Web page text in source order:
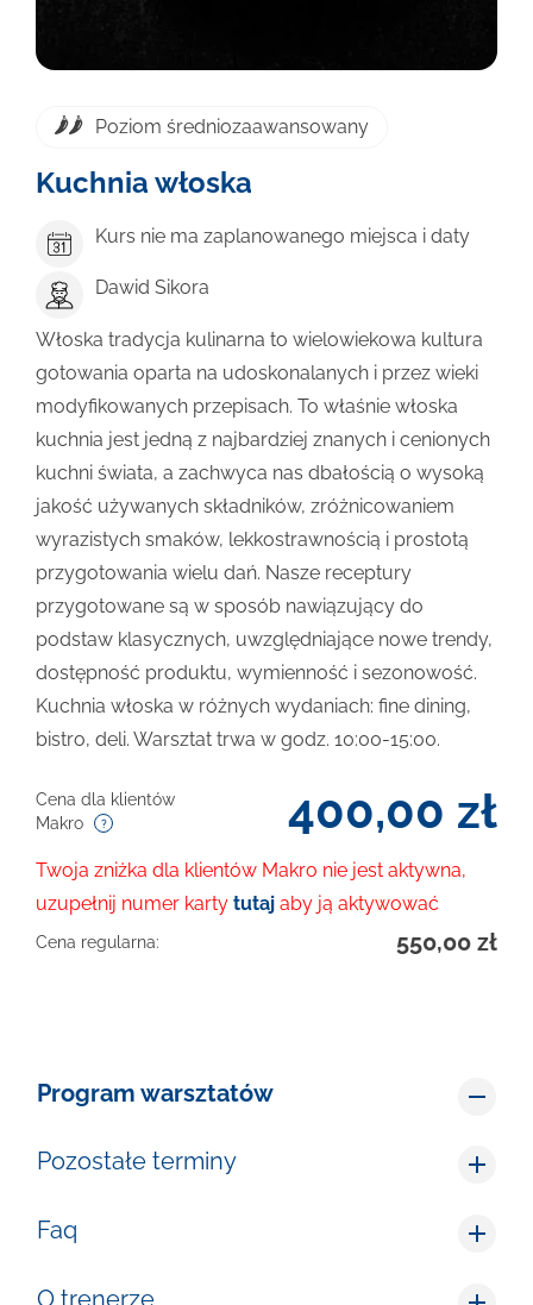
Poziom średniozaawansowany
Kuchnia włoska
Cena dla klientów
Makro
400,00 zł
Twoja zniżka dla klientów Makro nie jest aktywna,
uzupełnij numer karty tutaj aby ją aktywować
Cena regularna: 550,00 zł
Włoska tradycja kulinarna to wielowiekowa kultura
gotowania oparta na udoskonalanych i przez wieki
modyfikowanych przepisach. To właśnie włoska
kuchnia jest jedną z najbardziej znanych i cenionych
kuchni świata, a zachwyca nas dbałością o wysoką
jakość używanych składników, zróżnicowaniem
wyrazistych smaków, lekkostrawnością i prostotą
przygotowania wielu dań. Nasze receptury
przygotowane są w sposób nawiązujący do
podstaw klasycznych, uwzględniające nowe trendy,
dostępność produktu, wymienność i sezonowość.
Kuchnia włoska w różnych wydaniach: fine dining,
bistro, deli. Warsztat trwa w godz. 10:00-15:00.
Kurs nie ma zaplanowanego miejsca i daty
Dawid Sikora
Program warsztatów
Pozostałe terminy
Faq
O trenerze